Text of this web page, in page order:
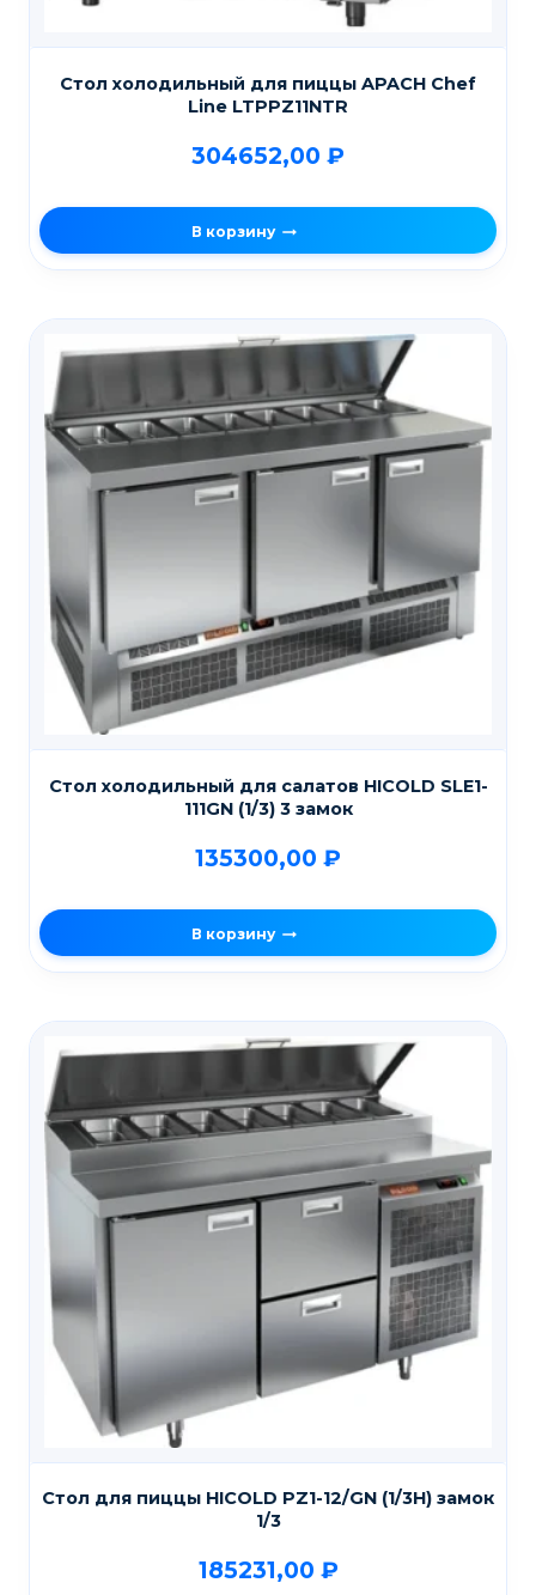
Стол холодильный для пиццы APACH Chef
Line LTPPZ11NTR
304652,00 ₽
В корзину
Стол холодильный для салатов HICOLD SLE1-
111GN (1/3) 3 замок
135300,00 ₽
В корзину
Стол для пиццы HICOLD PZ1-12/GN (1/3H) замок
1/3
185231,00 ₽